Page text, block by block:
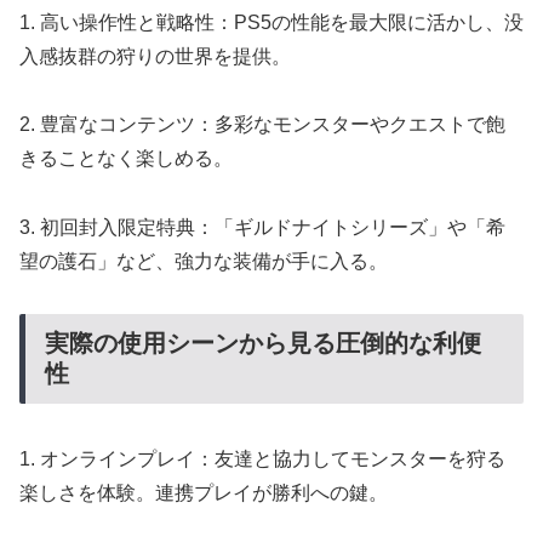
1. 高い操作性と戦略性：PS5の性能を最大限に活かし、没
入感抜群の狩りの世界を提供。
2. 豊富なコンテンツ：多彩なモンスターやクエストで飽
きることなく楽しめる。
3. 初回封入限定特典：「ギルドナイトシリーズ」や「希
望の護石」など、強力な装備が手に入る。
実際の使用シーンから見る圧倒的な利便
性
1. オンラインプレイ：友達と協力してモンスターを狩る
楽しさを体験。連携プレイが勝利への鍵。